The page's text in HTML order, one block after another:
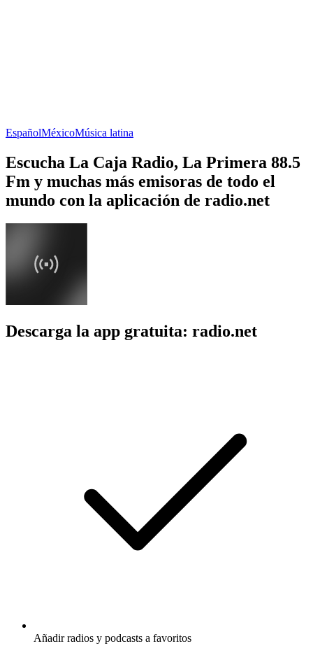
EspañolMéxicoMúsica latina
Escucha La Caja Radio, La Primera 88.5
Fm y muchas más emisoras de todo el
mundo con la aplicación de radio.net
Descarga la app gratuita: radio.net
Añadir radios y podcasts a favoritos